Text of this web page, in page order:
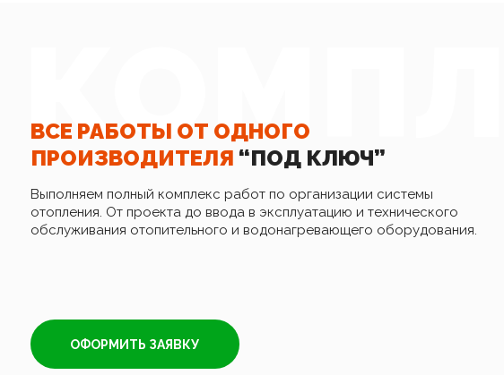
ВСЕ РАБОТЫ ОТ ОДНОГО
ПРОИЗВОДИТЕЛЯ “ПОД КЛЮЧ”
Выполняем полный комплекс работ по организации системы
отопления. От проекта до ввода в эксплуатацию и технического
обслуживания отопительного и водонагревающего оборудования.
ОФОРМИТЬ ЗАЯВКУ